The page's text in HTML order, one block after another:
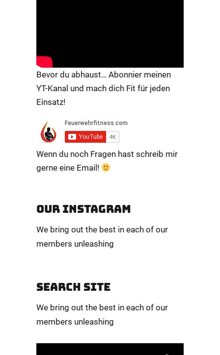
Bevor du abhaust… Abonnier meinen
YT-Kanal und mach dich Fit für jeden
Einsatz!
Wenn du noch Fragen hast schreib mir
gerne eine Email!
OUR INSTAGRAM
We bring out the best in each of our
members unleashing
SEARCH SITE
We bring out the best in each of our
members unleashing